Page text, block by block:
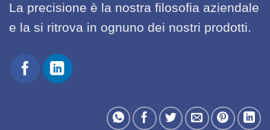
La precisione è la nostra filosofia aziendale
e la si ritrova in ognuno dei nostri prodotti.